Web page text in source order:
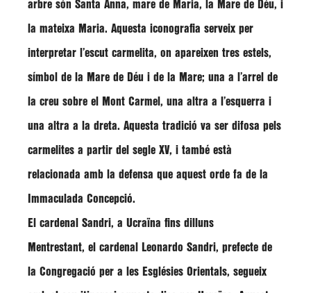
arbre són Santa Anna, mare de Maria, la Mare de Déu, i
la mateixa Maria. Aquesta iconografia serveix per
interpretar l’escut carmelita, on apareixen tres estels,
símbol de la Mare de Déu i de la Mare; una a l’arrel de
la creu sobre el Mont Carmel, una altra a l’esquerra i
una altra a la dreta. Aquesta tradició va ser difosa pels
carmelites a partir del segle XV, i també està
relacionada amb la defensa que aquest orde fa de la
Immaculada Concepció.
El cardenal Sandri, a Ucraïna fins dilluns
Mentrestant, el cardenal Leonardo Sandri, prefecte de
la Congregació per a les Esglésies Orientals, segueix